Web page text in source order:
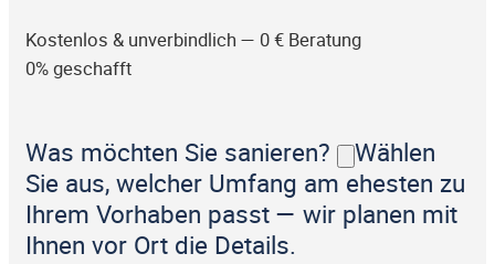
Kostenlos & unverbindlich — 0 € Beratung
0% geschafft
Was möchten Sie sanieren?
Wählen
Sie aus, welcher Umfang am ehesten zu
Ihrem Vorhaben passt — wir planen mit
Ihnen vor Ort die Details.